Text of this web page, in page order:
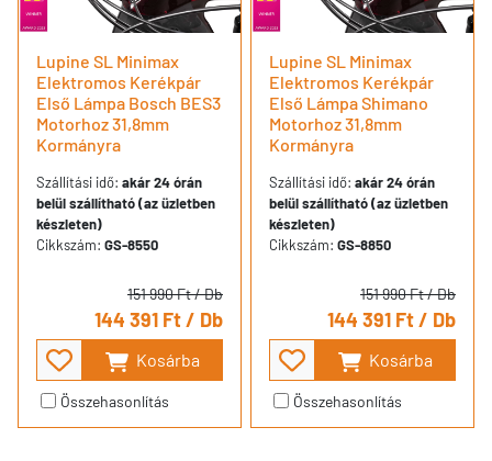
Lupine SL Minimax
Elektromos Kerékpár
Első Lámpa Bosch BES3
Motorhoz 31,8mm
Kormányra
Szállítási idő: akár 24 órán
belül szállítható (az üzletben
készleten)
Cikkszám: GS-8550
151 990 Ft/ Db
144 391 Ft/ Db
Kosárba
Összehasonlítás
Lupine SL Minimax
Elektromos Kerékpár
Első Lámpa Shimano
Motorhoz 31,8mm
Kormányra
Szállítási idő: akár 24 órán
belül szállítható (az üzletben
készleten)
Cikkszám: GS-8850
151 990 Ft/ Db
144 391 Ft/ Db
Kosárba
Összehasonlítás